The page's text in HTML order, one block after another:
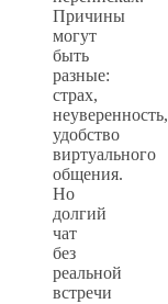
Причины
могут
быть
разные:
страх,
неуверенность,
удобство
виртуального
общения.
Но
долгий
чат
без
реальной
встречи